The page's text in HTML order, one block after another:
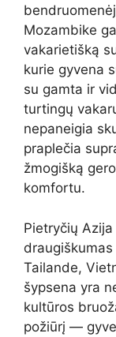
Mozambike
vakarietišką
kurie gyvena
su gamta ir
turtingų
nepaneigia
praplečia
žmogišką
komfortu.
Pietryčių
Tailande,
šypsena yra
kultūros
požiūrį —